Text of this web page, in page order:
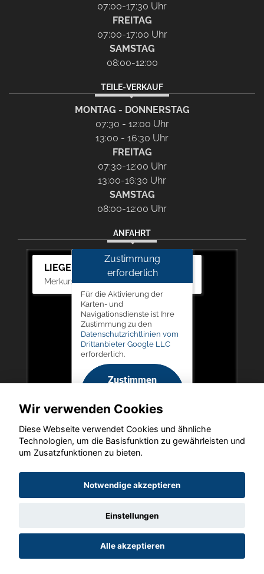
07:00-17:30 Uhr
FREITAG
07:00-17:00 Uhr
SAMSTAG
08:00-12:00
TEILE-VERKAUF
MONTAG - DONNERSTAG
07:30 - 12:00 Uhr
13:00 - 16:30 Uhr
FREITAG
07:30-12:00 Uhr
13:00-16:30 Uhr
SAMSTAG
08:00-12:00 Uhr
ANFAHRT
LIEGERT & BÖSKEN Automobile
Merkurstr. 11, 67663 Kaiserslautern
Zustimmung
erforderlich
Für die Aktivierung der
Karten- und
Navigationsdienste ist Ihre
Zustimmung zu den
Datenschutzrichtlinien vom
Drittanbieter Google LLC
erforderlich.
Zustimmen
aktivieren
Copyright © 2026. LIEGERT & BÖSKEN Automobile
Datenschutz Impressum AGB
Wir verwenden Cookies
Diese Webseite verwendet Cookies und ähnliche
Technologien, um die Basisfunktion zu gewährleisten und
um Zusatzfunktionen zu bieten.
Notwendige akzeptieren
Einstellungen
Alle akzeptieren